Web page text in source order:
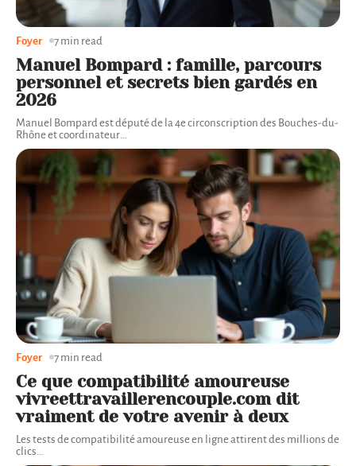
Manuel Bompard : famille, parcours
personnel et secrets bien gardés en
2026
Manuel Bompard est député de la 4e circonscription des Bouches-du-
Rhône et coordinateur
Foyer 7 min read
Ce que compatibilité amoureuse
vivreettravaillerencouple.com dit
vraiment de votre avenir à deux
Les tests de compatibilité amoureuse en ligne attirent des millions de
clics
Foyer 7 min read